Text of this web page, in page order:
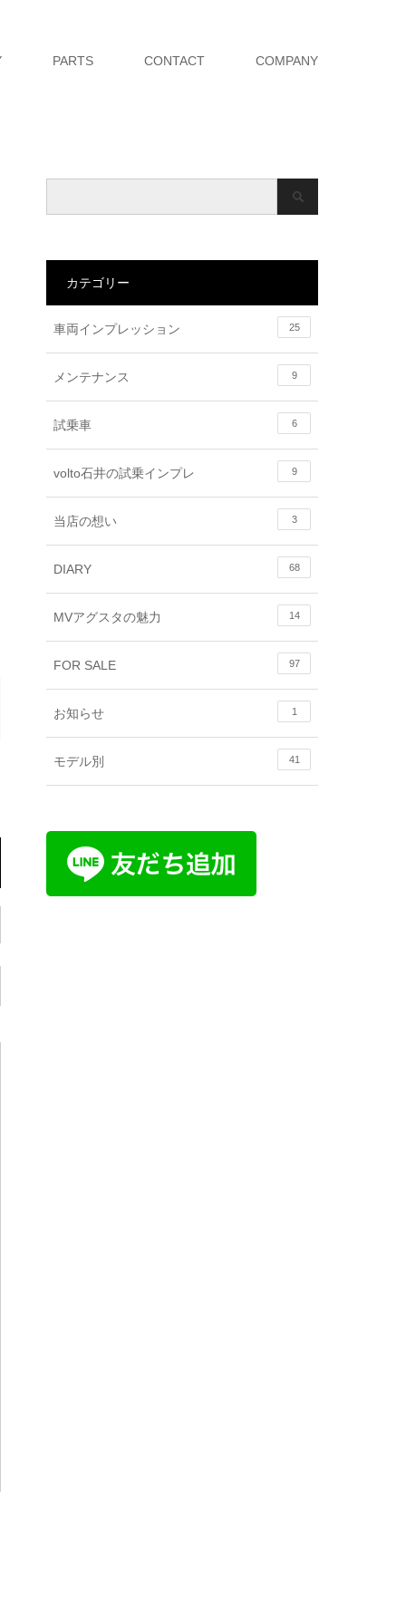
PARTS CONTACT COMPANY
カテゴリー
車両インプレッション 25
メンテナンス 9
試乗車 6
volto石井の試乗インプレ 9
当店の想い 3
DIARY 68
MVアグスタの魅力 14
FOR SALE 97
お知らせ 1
モデル別 41